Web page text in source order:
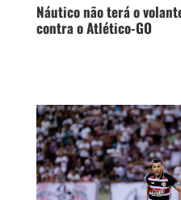
Náutico não terá o
contra o Atlético-GO